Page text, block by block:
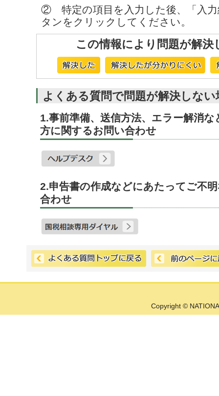
② 特定の項目を入力した後、「入力
タンをクリックしてください。
この情報により問題が解決
よくある質問で問題が解決しな
1.事前準備、送信方法、エラー解消
方に関するお問い合わせ
2.申告書の作成などにあたってご不
合わせ
Copyright ©